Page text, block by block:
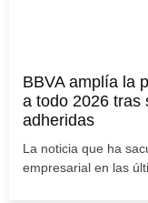
BBVA amplía la
a todo 2026 tras
adheridas
La noticia que ha
empresarial en las